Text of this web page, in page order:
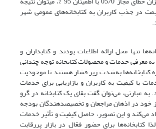
در جذب کاربران به کتابخانه‌های عمومی شهر
تنها محل ارائه اطلاعات بودند و کتابداران و
به معرفی خدمات و محصولات کتابخانه توجه چندانی
کتابخانه‌ها به‌شدت زیر فشار هستند تا موجودیت
با کیفیت به کاربران و بازاریابی برای خدمات
به عبارتی، می‌توان گفت بقای یک کتابخانه در گروِ
خود در اذهان مراجعان و تخصیص­دهندگان بودجه
می‌کند و این تصویر، حاصل کیفیت و تأثیر خدمات
کتابخانه‌ها برای حضور فعّال در بازار پررقابت